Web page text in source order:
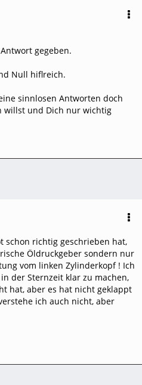
gegeben.
Null hiflreich.
sinnlosen Antworten doch
willst und Dich nur wichtig
schon richtig geschrieben hat,
Öldruckgeber sondern nur
vom linken Zylinderkopf ! Ich
der Sternzeit klar zu machen,
hat, aber es hat nicht geklappt
ich auch nicht, aber